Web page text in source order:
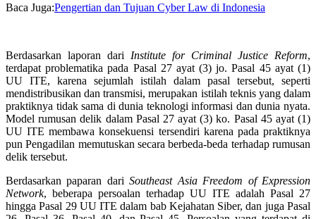
Baca Juga:Pengertian dan Tujuan Cyber Law di Indonesia
Berdasarkan laporan dari Institute for Criminal Justice Reform,
terdapat problematika pada Pasal 27 ayat (3) jo. Pasal 45 ayat (1)
UU ITE, karena sejumlah istilah dalam pasal tersebut, seperti
mendistribusikan dan transmisi, merupakan istilah teknis yang dalam
praktiknya tidak sama di dunia teknologi informasi dan dunia nyata.
Model rumusan delik dalam Pasal 27 ayat (3) ko. Pasal 45 ayat (1)
UU ITE membawa konsekuensi tersendiri karena pada praktiknya
pun Pengadilan memutuskan secara berbeda-beda terhadap rumusan
delik tersebut.
Berdasarkan paparan dariSoutheast Asia Freedom of Expression
Network, beberapa persoalan terhadap UU ITE adalah Pasal 27
hingga Pasal 29 UU ITE dalam bab Kejahatan Siber, dan juga Pasal